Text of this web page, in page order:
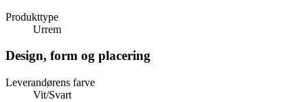
Produkttype
Urrem
Design, form og placering
Leverandørens farve
Vit/Svart